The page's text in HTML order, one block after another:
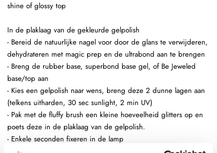
shine of glossy top
In de plaklaag van de gekleurde gelpolish
- Bereid de natuurlijke nagel voor door de glans te verwijderen,
dehydrateren met magic prep en de ultrabond aan te brengen
- Breng de rubber base, superbond base gel, of Be Jeweled
base/top aan
- Kies een gelpolish naar wens, breng deze 2 dunne lagen aan
(telkens uitharden, 30 sec sunlight, 2 min UV)
- Pak met de fluffy brush een kleine hoeveelheid glitters op en
poets deze in de plaklaag van de gelpolish.
- Enkele seconden fixeren in de lamp